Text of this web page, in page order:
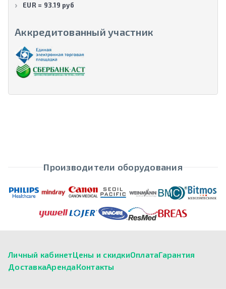
EUR = 93.19 руб
Аккредитованный участник
Производители оборудования
Личный кабинетЦены и скидкиОплатаГарантия
ДоставкаАрендаКонтакты